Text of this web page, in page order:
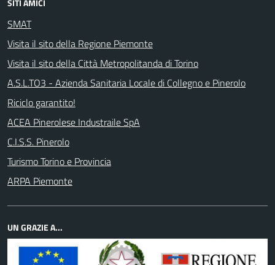
SITI AMICI
SMAT
Visita il sito della Regione Piemonte
Visita il sito della Città Metropolitanda di Torino
A.S.L.TO3 - Azienda Sanitaria Locale di Collegno e Pinerolo
Riciclo garantito!
ACEA Pinerolese Industraile SpA
C.I.S.S. Pinerolo
Turismo Torino e Provincia
ARPA Piemonte
UN GRAZIE A...